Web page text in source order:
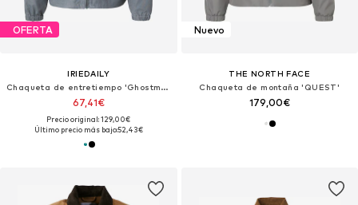
OFERTA
IRIEDAILY
Chaqueta de entretiempo 'Ghostmode'
67,41€
Precio original: 129,00€
Último precio más bajo:52,43€
Nuevo
THE NORTH FACE
Chaqueta de montaña 'QUEST'
179,00€